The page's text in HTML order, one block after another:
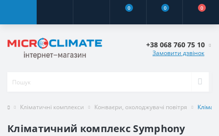
0 0 0
+38 068 760 75 10
Замовити дзвінок
Кліматичні комплекси Конваєри, охолоджувачі повітря
Кліматичний комплекс Symphony